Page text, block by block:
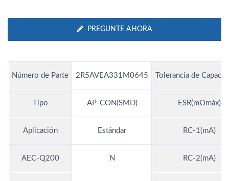
PREGUNTE AHORA
Número de Parte 2R5AVEA331M0645 Tolerancia de
Tipo AP-CON(SMD) ESR(mΩmáx)
Aplicación Estándar RC-1(mA)
AEC-Q200 N RC-2(mA)